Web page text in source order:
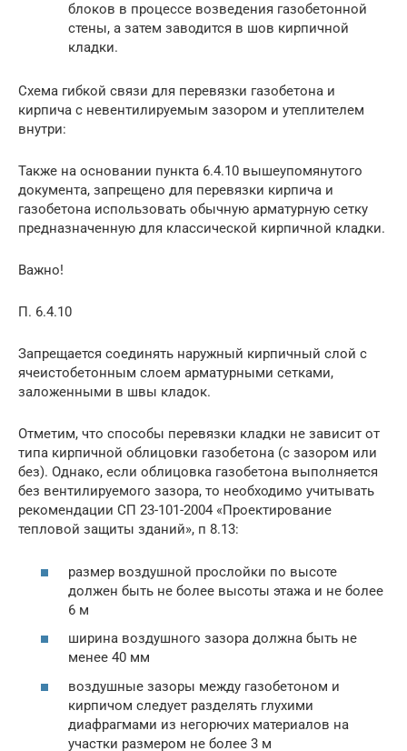
блоков в процессе возведения газобетонной
стены, а затем заводится в шов кирпичной
кладки.
Схема гибкой связи для перевязки газобетона и
кирпича с невентилируемым зазором и утеплителем
внутри:
Также на основании пункта 6.4.10 вышеупомянутого
документа, запрещено для перевязки кирпича и
газобетона использовать обычную арматурную сетку
предназначенную для классической кирпичной кладки.
Важно!
П. 6.4.10
Запрещается соединять наружный кирпичный слой с
ячеистобетонным слоем арматурными сетками,
заложенными в швы кладок.
Отметим, что способы перевязки кладки не зависит от
типа кирпичной облицовки газобетона (с зазором или
без). Однако, если облицовка газобетона выполняется
без вентилируемого зазора, то необходимо учитывать
рекомендации СП 23-101-2004 «Проектирование
тепловой защиты зданий», п 8.13:
размер воздушной прослойки по высоте
должен быть не более высоты этажа и не более
6 м
ширина воздушного зазора должна быть не
менее 40 мм
воздушные зазоры между газобетоном и
кирпичом следует разделять глухими
диафрагмами из негорючих материалов на
участки размером не более 3 м